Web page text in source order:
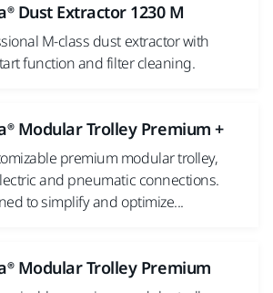
Dust Extractor 1230 M
M-class dust extractor with
function and filter cleaning.
Modular Trolley Premium +
premium modular trolley,
and pneumatic connections.
to simplify and optimize...
Modular Trolley Premium